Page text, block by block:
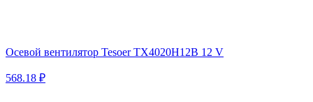
Осевой вентилятор Tesoer TX4020H12B 12 V
568.18 ₽